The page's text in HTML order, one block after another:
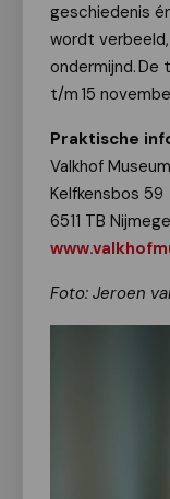
geschiedenis
wordt
ondermijnd.De
t/m 15
Praktische
Valkhof Museum
Kelfkensbos 59
6511 TB
Foto: Jeroen